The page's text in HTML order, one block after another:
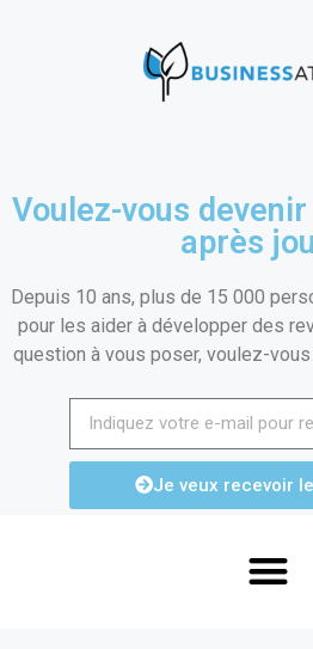
Voulez-vous
après
Depuis 10 ans, plus de 15 000
pour les aider à développer des
question à vous poser, voulez-
Je veux recevoir